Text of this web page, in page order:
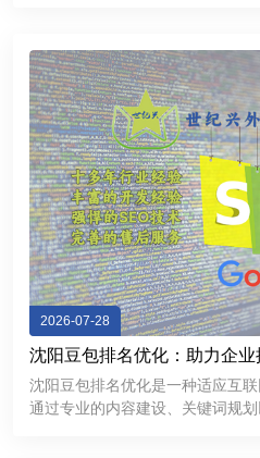
2026-07-28
沈阳豆包排名优化：助力企
力
沈阳豆包排名优化是一种适应互
通过专业的内容建设、关键词规